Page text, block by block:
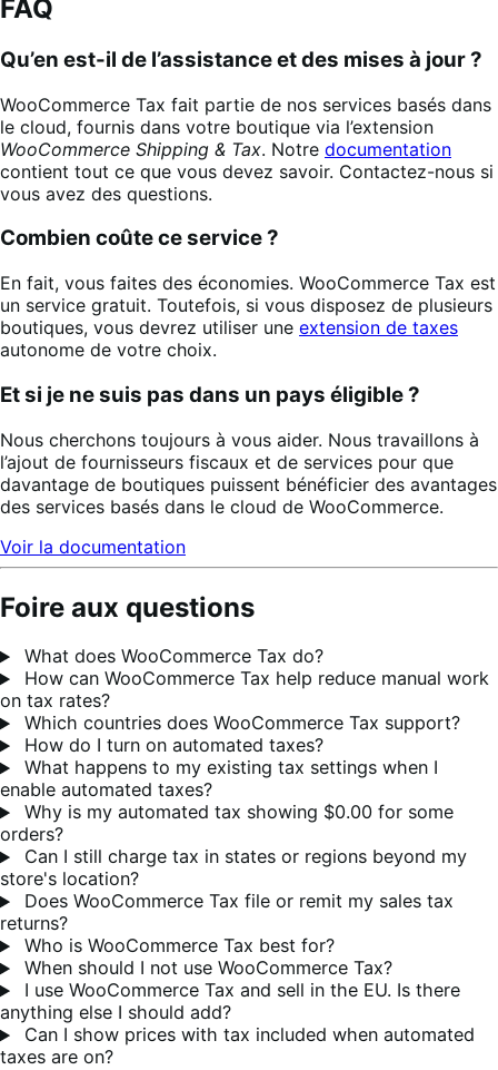
FAQ
Qu’en est-il de l’assistance et des mises à jour ?
WooCommerce Tax fait partie de nos services basés dans
le cloud, fournis dans votre boutique via l’extension
WooCommerce Shipping & Tax. Notre documentation
contient tout ce que vous devez savoir. Contactez-nous si
vous avez des questions.
Combien coûte ce service ?
En fait, vous faites des économies. WooCommerce Tax est
un service gratuit. Toutefois, si vous disposez de plusieurs
boutiques, vous devrez utiliser une extension de taxes
autonome de votre choix.
Et si je ne suis pas dans un pays éligible ?
Nous cherchons toujours à vous aider. Nous travaillons à
l’ajout de fournisseurs fiscaux et de services pour que
davantage de boutiques puissent bénéficier des avantages
des services basés dans le cloud de WooCommerce.
Voir la documentation
Foire aux questions
What does WooCommerce Tax do?
How can WooCommerce Tax help reduce manual work
on tax rates?
Which countries does WooCommerce Tax support?
How do I turn on automated taxes?
What happens to my existing tax settings when I
enable automated taxes?
Why is my automated tax showing $0.00 for some
orders?
Can I still charge tax in states or regions beyond my
store's location?
Does WooCommerce Tax file or remit my sales tax
returns?
Who is WooCommerce Tax best for?
When should I not use WooCommerce Tax?
I use WooCommerce Tax and sell in the EU. Is there
anything else I should add?
Can I show prices with tax included when automated
taxes are on?